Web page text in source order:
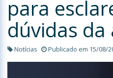
para
dúvidas da
Notícias Publicado em 15/08/